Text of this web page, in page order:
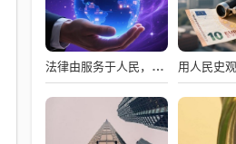
法律由服务于人民，变成了服务于法学届